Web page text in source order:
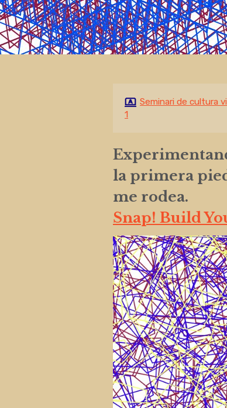
Seminari de cultura
1
la primera
me rodea.
Snap! Build